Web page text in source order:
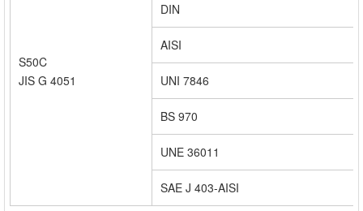
S50C
JIS G 4051
DIN
AISI
UNI 7846
BS 970
UNE 36011
SAE J 403-AISI